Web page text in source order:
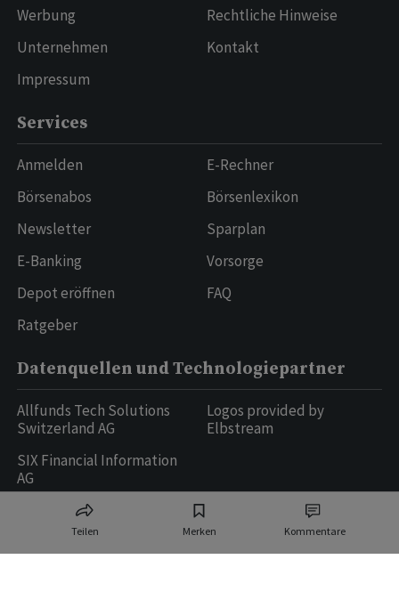
Teilen Merken Kommentare
Werbung
Unternehmen
Impressum
Rechtliche Hinweise
Kontakt
Services
Anmelden
Börsenabos
Newsletter
E-Banking
Depot eröffnen
Ratgeber
E-Rechner
Börsenlexikon
Sparplan
Vorsorge
FAQ
Datenquellen und Technologiepartner
Allfunds Tech Solutions
Switzerland AG
SIX Financial Information
AG
Logos provided by
Elbstream